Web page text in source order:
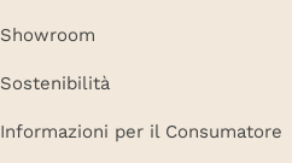
Showroom
Sostenibilità
Informazioni per il Consumatore